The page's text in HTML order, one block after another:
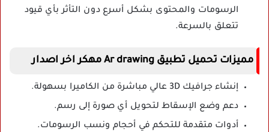
الرسومات والمحتوى بشكل أسرع دون التأثر بأي قيود
تتعلق بالسرعة.
مميزات تحميل تطبيق Ar drawing مهكر اخر اصدار
إنشاء جرافيك 3D عالي مباشرة من الكاميرا بسهولة.
دعم وضع الإسقاط لتحويل أي صورة إلى رسم.
أدوات متقدمة للتحكم في أحجام ونسب الرسومات.